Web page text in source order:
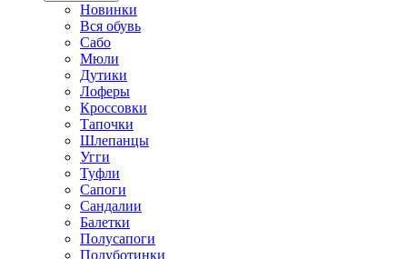
Новинки
Вся обувь
Сабо
Мюли
Дутики
Лоферы
Кроссовки
Тапочки
Шлепанцы
Угги
Туфли
Сапоги
Сандалии
Балетки
Полусапоги
Полуботинки